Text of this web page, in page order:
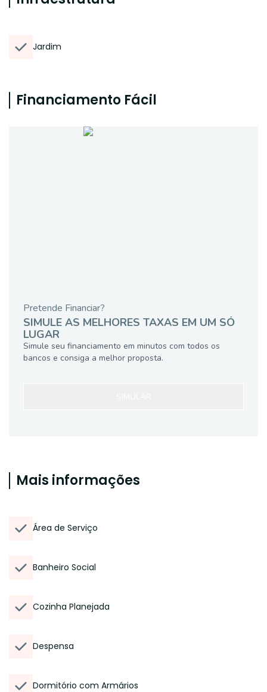
Jardim
Financiamento Fácil
Pretende Financiar?
SIMULE AS MELHORES TAXAS EM UM SÓ
LUGAR
Simule seu financiamento em minutos com todos os
bancos e consiga a melhor proposta.
Mais informações
Área de Serviço
Banheiro Social
Cozinha Planejada
Despensa
Dormitório com Armários